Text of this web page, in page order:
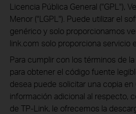
Licencia Pública General ("GPL"),
Menor ("LGPL"). Puede utilizar el
genérico y solo proporcionamos
link.com solo proporciona servicio
Para cumplir con los términos de
para obtener el código fuente
desea puede solicitar una copia
información adicional al respecto,
de TP-Link, le ofrecemos la